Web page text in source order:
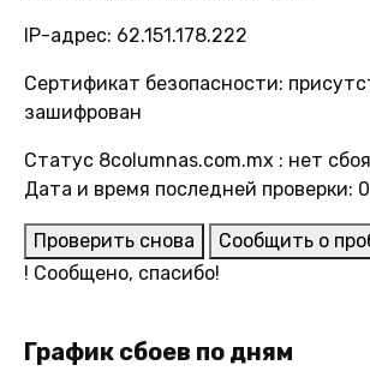
IP-адрес: 62.151.178.222
Сертификат безопасности:
зашифрован
Статус 8columnas.com.mx : нет сбоя
Дата и время последней проверки: 0
Проверить снова
Сообщить о
! Сообщено, спасибо!
График сбоев по дням